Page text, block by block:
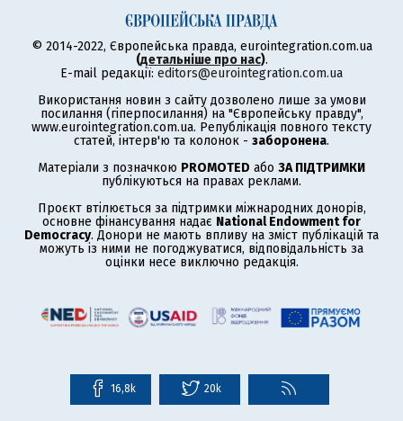
© 2014-2022, Європейська правда, eurointegration.com.ua
(детальніше про нас).
E-mail редакції: editors@eurointegration.com.ua
Використання новин з сайту дозволено лише за умови
посилання (гіперпосилання) на "Європейську правду",
www.eurointegration.com.ua. Републікація повного тексту
статей, інтерв'ю та колонок - заборонена.
Матеріали з позначкою PROMOTED або ЗА ПІДТРИМКИ
публікуються на правах реклами.
Проєкт втілюється за підтримки міжнародних донорів,
основне фінансування надає National Endowment for
Democracy. Донори не мають впливу на зміст публікацій та
можуть із ними не погоджуватися, відповідальність за
оцінки несе виключно редакція.
16,8k 20k